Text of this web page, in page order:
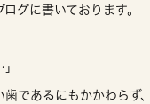
グに書いております。
であるにもかかわらず、